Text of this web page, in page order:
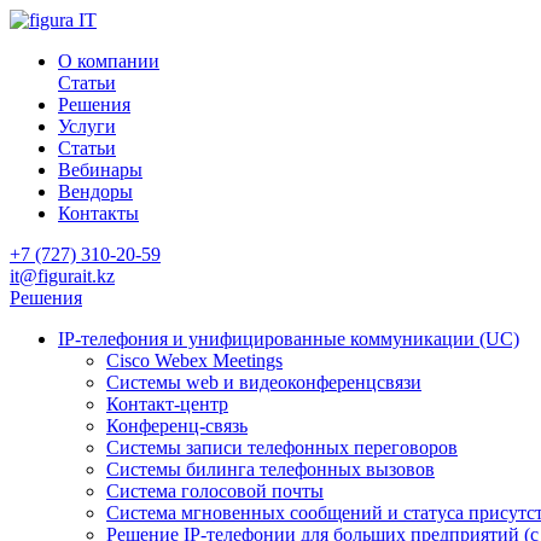
О компании
Статьи
Решения
Услуги
Статьи
Вебинары
Вендоры
Контакты
+7 (727) 310-20-59
it@figurait.kz
Решения
IP-телефония и унифицированные коммуникации (UC)
Cisco Webex Meetings
Системы web и видеоконференцсвязи
Контакт-центр
Конференц-связь
Системы записи телефонных переговоров
Системы билинга телефонных вызовов
Система голосовой почты
Система мгновенных сообщений и статуса
Решение IP-телефонии для больших предприятий (с